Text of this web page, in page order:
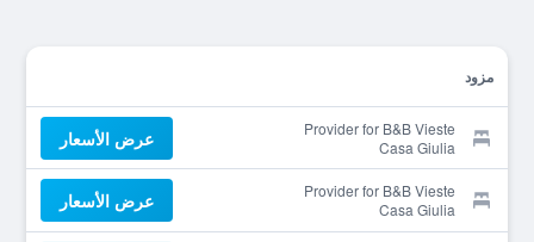
مزود
Provider for B&B Vieste
Casa Giulia
عرض الأسعار
Provider for B&B Vieste
Casa Giulia
عرض الأسعار